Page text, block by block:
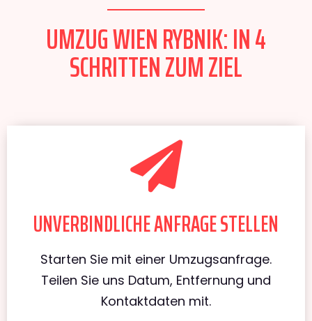
UMZUG WIEN RYBNIK: IN 4
SCHRITTEN ZUM ZIEL
UNVERBINDLICHE ANFRAGE STELLEN
Starten Sie mit einer Umzugsanfrage.
Teilen Sie uns Datum, Entfernung und
Kontaktdaten mit.